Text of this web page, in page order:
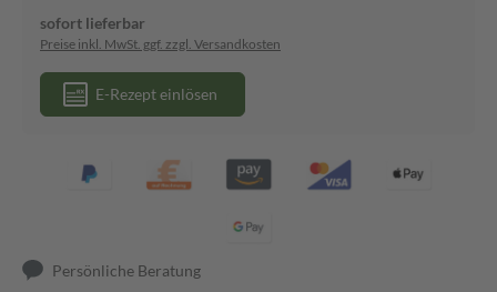
sofort lieferbar
Preise inkl. MwSt. ggf. zzgl. Versandkosten
E-Rezept einlösen
Persönliche Beratung